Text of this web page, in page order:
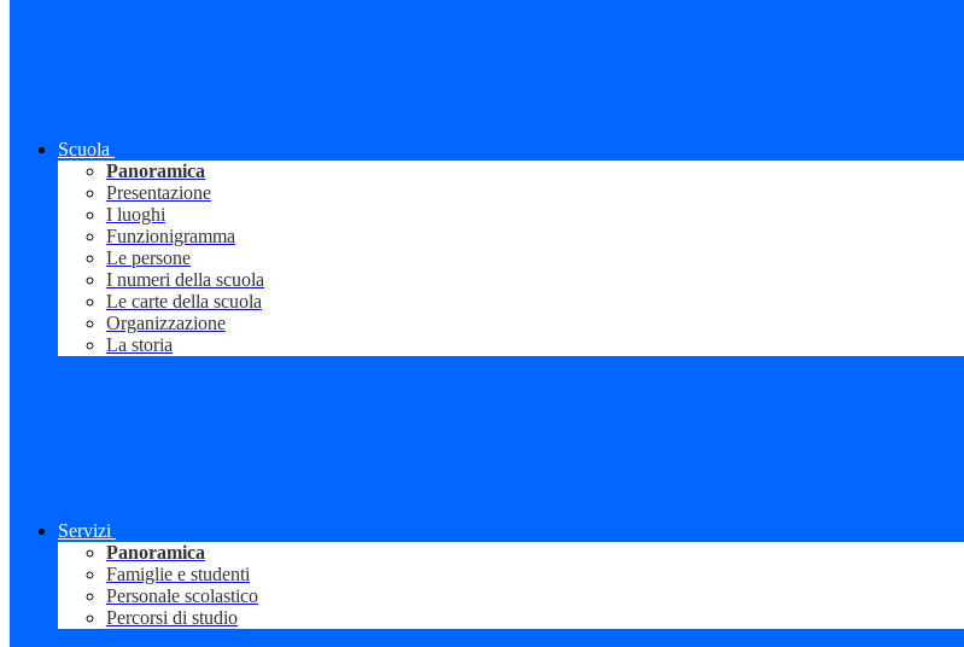
Scuola
Panoramica
Presentazione
I luoghi
Funzionigramma
Le persone
I numeri della scuola
Le carte della scuola
Organizzazione
La storia
Servizi
Panoramica
Famiglie e studenti
Personale scolastico
Percorsi di studio